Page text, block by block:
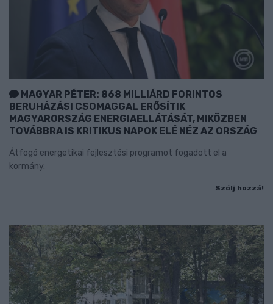
MAGYAR PÉTER: 868 MILLIÁRD FORINTOS
BERUHÁZÁSI CSOMAGGAL ERŐSÍTIK
MAGYARORSZÁG ENERGIAELLÁTÁSÁT, MIKÖZBEN
TOVÁBBRA IS KRITIKUS NAPOK ELÉ NÉZ AZ ORSZÁG
Átfogó energetikai fejlesztési programot fogadott el a
kormány.
Szólj hozzá!